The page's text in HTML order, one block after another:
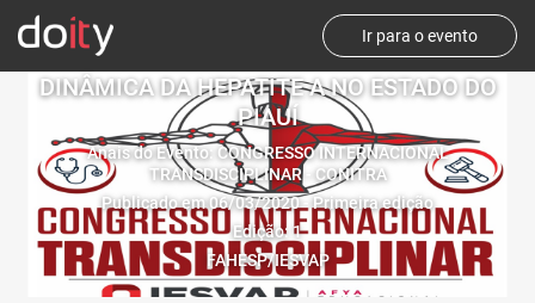
Ir para o evento
DINÂMICA DA HEPATITE A NO ESTADO DO
PIAUÍ
Anais do Evento: CONGRESSO INTERNACIONAL
TRANSDISCIPLINAR - CONITRA
Publicado em 06/03/2020 - Primeira edição
Edição: 1
FAHESP/IESVAP